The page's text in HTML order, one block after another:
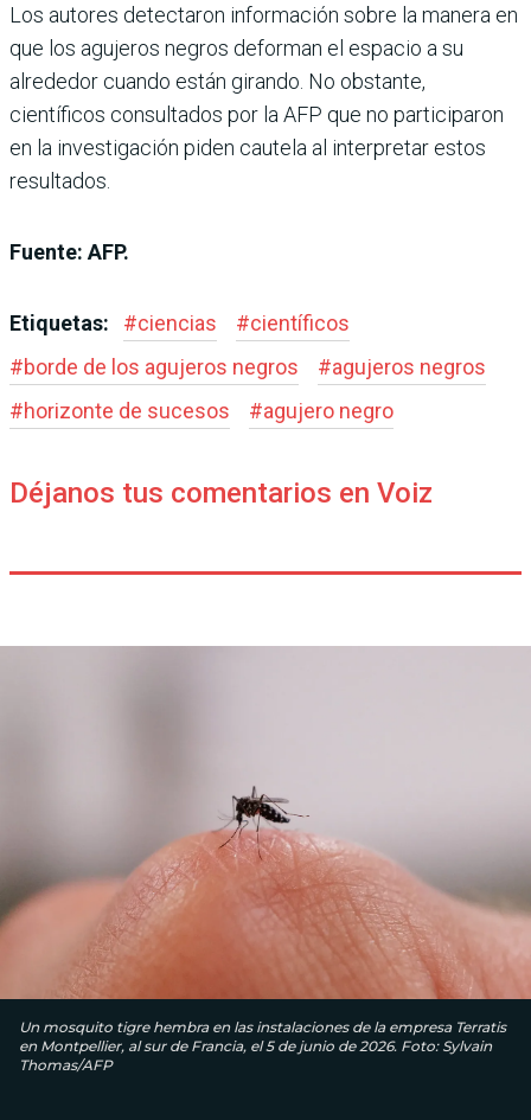
Los autores detectaron información sobre la manera en
que los agujeros negros deforman el espacio a su
alrededor cuando están girando. No obstante,
científicos consultados por la AFP que no participaron
en la investigación piden cautela al interpretar estos
resultados.
Fuente: AFP.
Etiquetas: #ciencias #científicos
#borde de los agujeros negros #agujeros negros
#horizonte de sucesos #agujero negro
Déjanos tus comentarios en Voiz
Un mosquito tigre hembra en las instalaciones de la empresa Terratis
en Montpellier, al sur de Francia, el 5 de junio de 2026. Foto: Sylvain
Thomas/AFP